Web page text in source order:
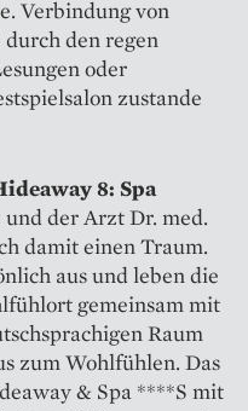
Verbindung von
den regen
oder
zustande
8: Spa
der Arzt Dr. med.
damit einen Traum.
aus und leben die
gemeinsam mit
Raum
zum Wohlfühlen. Das
& Spa ****S mit